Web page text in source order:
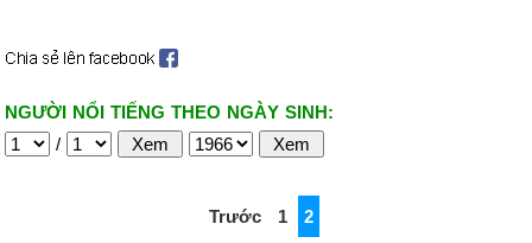
NGƯỜI NỔI TIẾNG THEO NGÀY SINH:
/
Trước 1 2